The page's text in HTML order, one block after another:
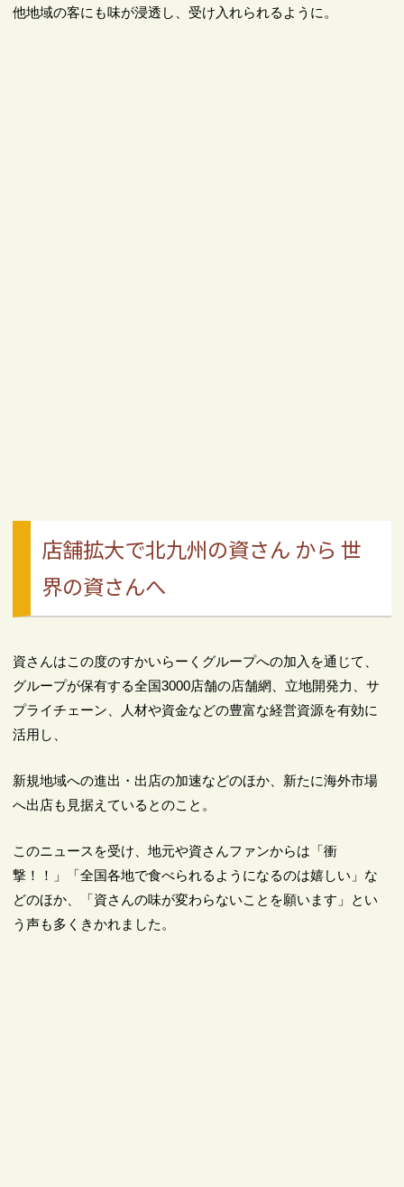
他地域の客にも味が浸透し、受け入れられるように。
店舗拡大で北九州の資さん から 世
界の資さんへ
資さんはこの度のすかいらーくグループへの加入を通じて、
グループが保有する全国3000店舗の店舗網、立地開発力、サ
プライチェーン、人材や資金などの豊富な経営資源を有効に
活用し、
新規地域への進出・出店の加速などのほか、新たに海外市場
へ出店も見据えているとのこと。
このニュースを受け、地元や資さんファンからは「衝
撃！！」「全国各地で食べられるようになるのは嬉しい」な
どのほか、「資さんの味が変わらないことを願います」とい
う声も多くきかれました。